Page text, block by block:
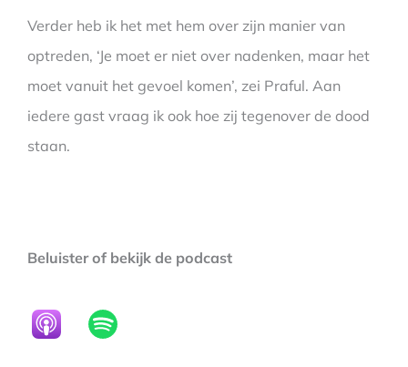
Verder heb ik het met hem over zijn manier van
optreden, ‘Je moet er niet over nadenken, maar het
moet vanuit het gevoel komen’, zei Praful. Aan
iedere gast vraag ik ook hoe zij tegenover de dood
staan.
Beluister of bekijk de podcast